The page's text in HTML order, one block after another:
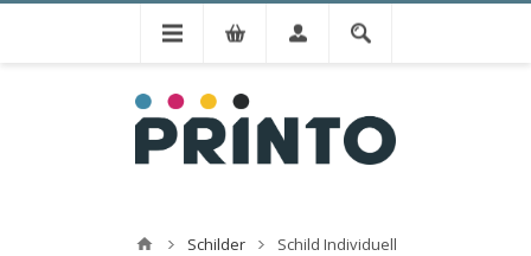
Schilder Schild Individuell